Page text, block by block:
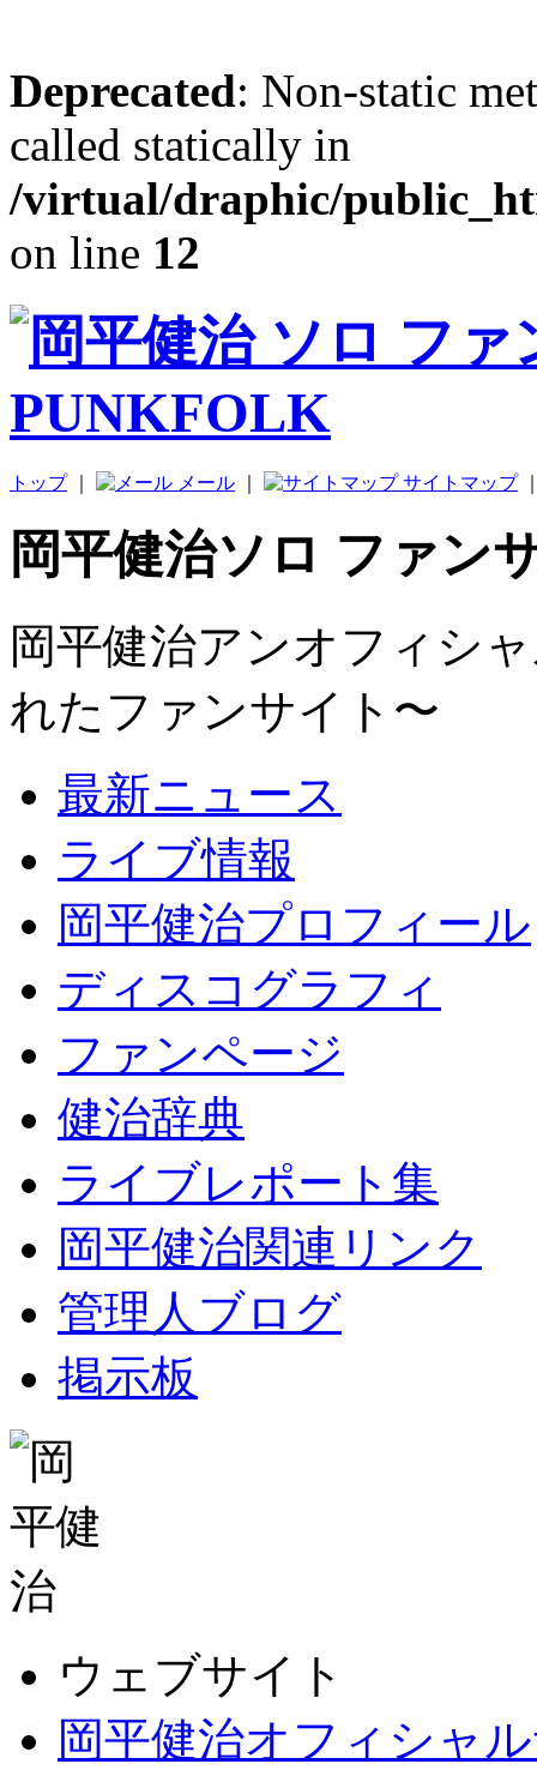
Deprecated: Non-static
called statically in
/virtual/draphic/
on line 12
トップ｜ メール サイトマップ
岡平健治ソロ ファン
岡平健治アンオフィシ
れたファンサイト〜
最新ニュース
ライブ情報
岡平健治プロフィール
ディスコグラフィ
ファンページ
健治辞典
ライブレポート集
岡平健治関連リンク
管理人ブログ
掲示板
ウェブサイト
岡平健治オフィシャ